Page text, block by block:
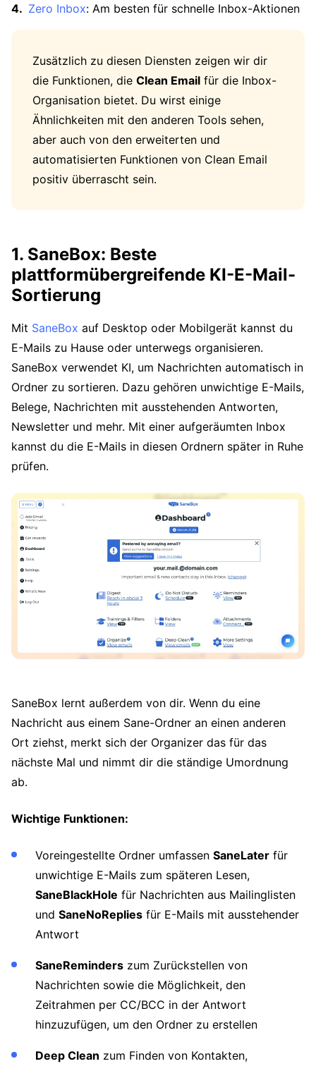
Zero Inbox: Am besten für schnelle Inbox-Aktionen
Zusätzlich zu diesen Diensten zeigen wir dir
die Funktionen, die Clean Email für die Inbox-
Organisation bietet. Du wirst einige
Ähnlichkeiten mit den anderen Tools sehen,
aber auch von den erweiterten und
automatisierten Funktionen von Clean Email
positiv überrascht sein.
1. SaneBox: Beste
plattformübergreifende KI-E-Mail-
Sortierung
Mit SaneBox auf Desktop oder Mobilgerät kannst du
E-Mails zu Hause oder unterwegs organisieren.
SaneBox verwendet KI, um Nachrichten automatisch in
Ordner zu sortieren. Dazu gehören unwichtige E-Mails,
Belege, Nachrichten mit ausstehenden Antworten,
Newsletter und mehr. Mit einer aufgeräumten Inbox
kannst du die E-Mails in diesen Ordnern später in Ruhe
prüfen.
SaneBox lernt außerdem von dir. Wenn du eine
Nachricht aus einem Sane-Ordner an einen anderen
Ort ziehst, merkt sich der Organizer das für das
nächste Mal und nimmt dir die ständige Umordnung
ab.
Wichtige Funktionen:
Voreingestellte Ordner umfassen SaneLater für
unwichtige E-Mails zum späteren Lesen,
SaneBlackHole für Nachrichten aus Mailinglisten
und SaneNoReplies für E-Mails mit ausstehender
Antwort
SaneReminders zum Zurückstellen von
Nachrichten sowie die Möglichkeit, den
Zeitrahmen per CC/BCC in der Antwort
hinzuzufügen, um den Ordner zu erstellen
Deep Clean zum Finden von Kontakten,